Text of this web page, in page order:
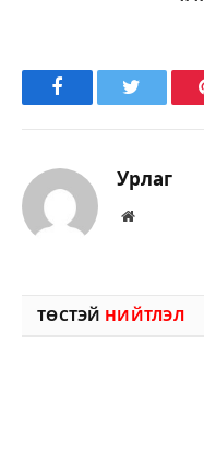
FacebookTwitter
Урлаг
Вэбсайт
ТӨСТЭЙ НИЙТЛЭЛ